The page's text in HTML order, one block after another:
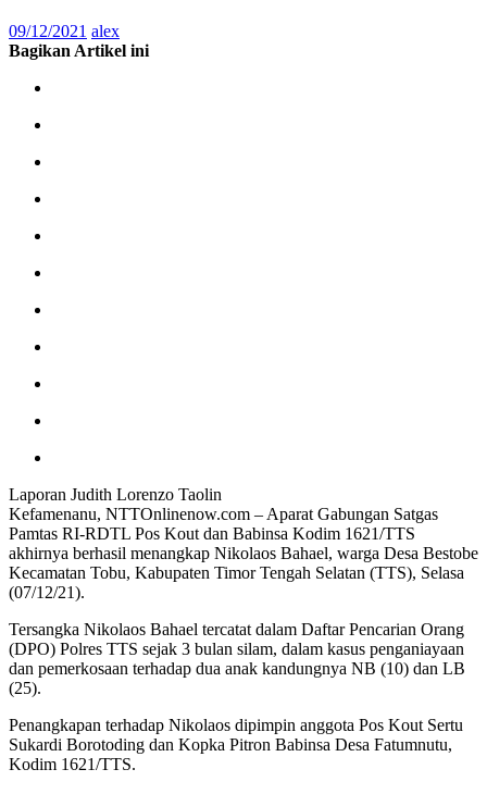
09/12/2021 alex
Bagikan Artikel ini
Laporan Judith Lorenzo Taolin
Kefamenanu, NTTOnlinenow.com – Aparat Gabungan Satgas
Pamtas RI-RDTL Pos Kout dan Babinsa Kodim 1621/TTS
akhirnya berhasil menangkap Nikolaos Bahael, warga Desa Bestobe
Kecamatan Tobu, Kabupaten Timor Tengah Selatan (TTS), Selasa
(07/12/21).
Tersangka Nikolaos Bahael tercatat dalam Daftar Pencarian Orang
(DPO) Polres TTS sejak 3 bulan silam, dalam kasus penganiayaan
dan pemerkosaan terhadap dua anak kandungnya NB (10) dan LB
(25).
Penangkapan terhadap Nikolaos dipimpin anggota Pos Kout Sertu
Sukardi Borotoding dan Kopka Pitron Babinsa Desa Fatumnutu,
Kodim 1621/TTS.